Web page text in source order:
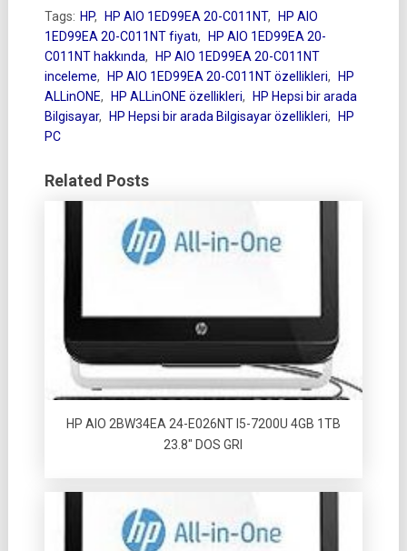
Tags: HP, HP AIO 1ED99EA 20-C011NT,
HP AIO
1ED99EA 20-C011NT fiyatı,
HP AIO 1ED99EA 20-
C011NT hakkında,
HP AIO 1ED99EA 20-C011NT
inceleme, HP AIO 1ED99EA 20-C011NT özellikleri,
HP
ALLinONE, HP ALLinONE özellikleri,
HP Hepsi bir arada
Bilgisayar, HP Hepsi bir arada Bilgisayar özellikleri,
HP
PC
Related Posts
HP AIO 2BW34EA 24-E026NT I5-7200U 4GB 1TB
23.8″ DOS GRI